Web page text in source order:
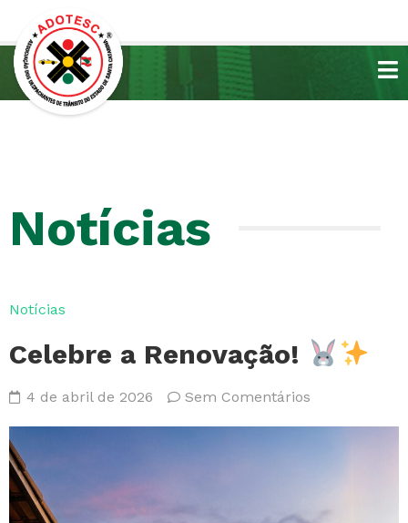
Notícias
Notícias
Celebre a Renovação!
4 de abril de 2026 Sem Comentários